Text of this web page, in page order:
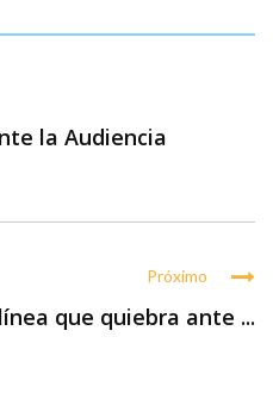
la Audiencia
Próximo
que quiebra ante ...